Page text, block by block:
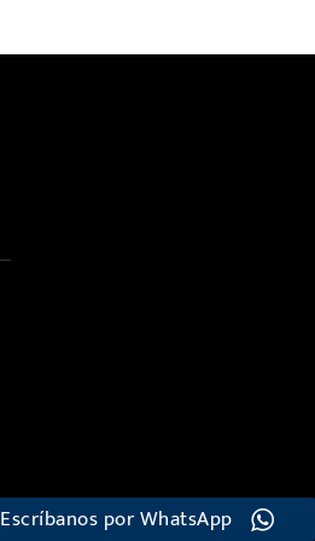
Escríbanos por WhatsApp